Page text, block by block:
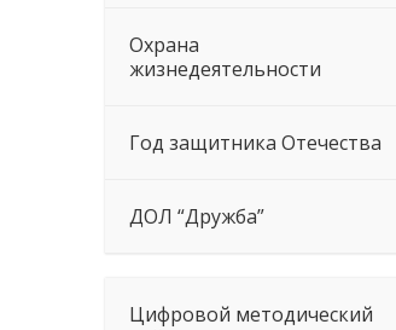
Охрана
жизнедеятельности
Год защитника Отечества
ДОЛ “Дружба”
Цифровой методический